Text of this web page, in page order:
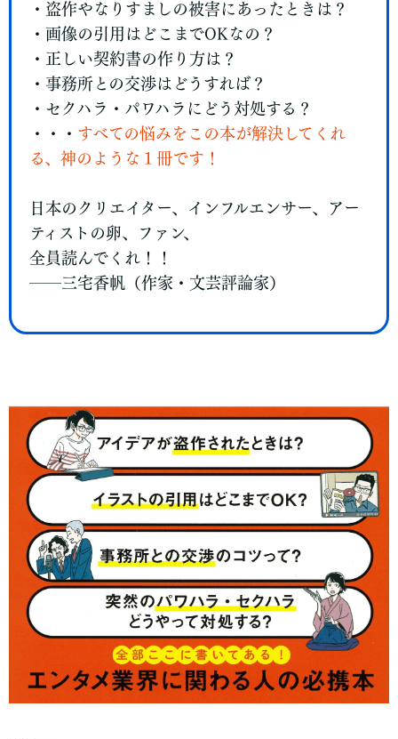
・盗作やなりすましの被害にあったときは？
・画像の引用はどこまでOKなの？
・正しい契約書の作り方は？
・事務所との交渉はどうすれば？
・セクハラ・パワハラにどう対処する？
・・・ すべての悩みをこの本が解決してくれ
る、神のような１冊です！
日本のクリエイター、インフルエンサー、アー
ティストの卵、ファン、
全員読んでくれ！！
──三宅香帆（作家・文芸評論家）